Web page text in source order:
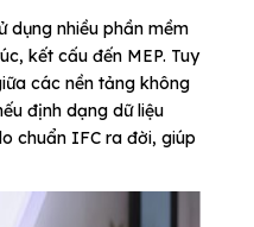
dụng nhiều phần mềm
kết cấu đến MEP. Tuy
các nền tảng không
định dạng dữ liệu
chuẩn IFC ra đời, giúp